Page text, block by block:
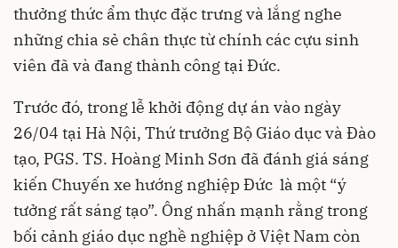
thưởng thức ẩm thực đặc trưng và lắng nghe
những chia sẻ chân thực từ chính các cựu sinh
viên đã và đang thành công tại Đức.
Trước đó, trong lễ khởi động dự án vào ngày
26/04 tại Hà Nội, Thứ trưởng Bộ Giáo dục và Đào
tạo, PGS. TS. Hoàng Minh Sơn đã đánh giá sáng
kiến Chuyến xe hướng nghiệp Đức là một “ý
tưởng rất sáng tạo”. Ông nhấn mạnh rằng trong
bối cảnh giáo dục nghề nghiệp ở Việt Nam còn